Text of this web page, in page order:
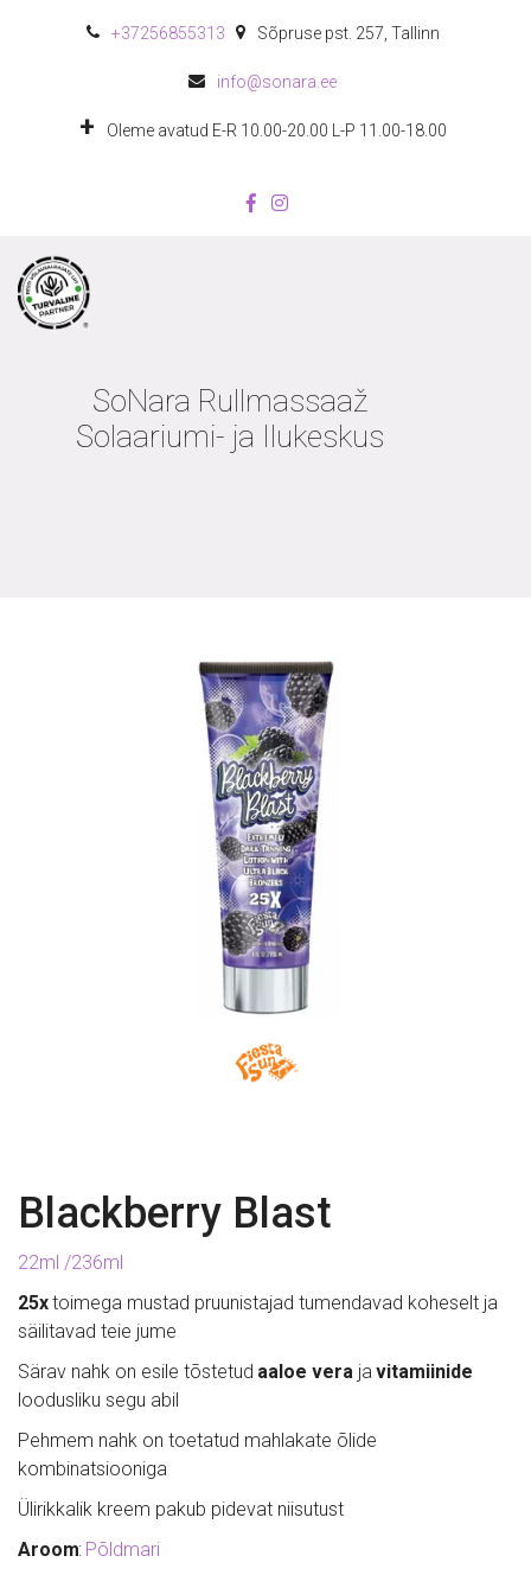
+37256855313 Sõpruse pst. 257 Tallinn
info@sonara.ee
Oleme avatud E-R 10.00-20.00 L-P 11.00-18.00
SoNara Rullmassaaž
Solaariumi- ja Ilukeskus
Blackberry Blast
22ml /236ml
25x toimega mustad pruunistajad tumendavad koheselt ja
säilitavad teie jume
Särav nahk on esile tõstetud aaloe vera ja vitamiinide
loodusliku segu abil
Pehmem nahk on toetatud mahlakate õlide
kombinatsiooniga
Ülirikkalik kreem pakub pidevat niisutust
Aroom: Põldmari